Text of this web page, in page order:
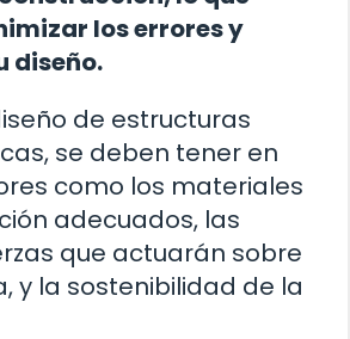
los errores y
diseño.
de estructuras
se deben tener en
como los materiales
adecuados, las
que actuarán sobre
y la sostenibilidad de la